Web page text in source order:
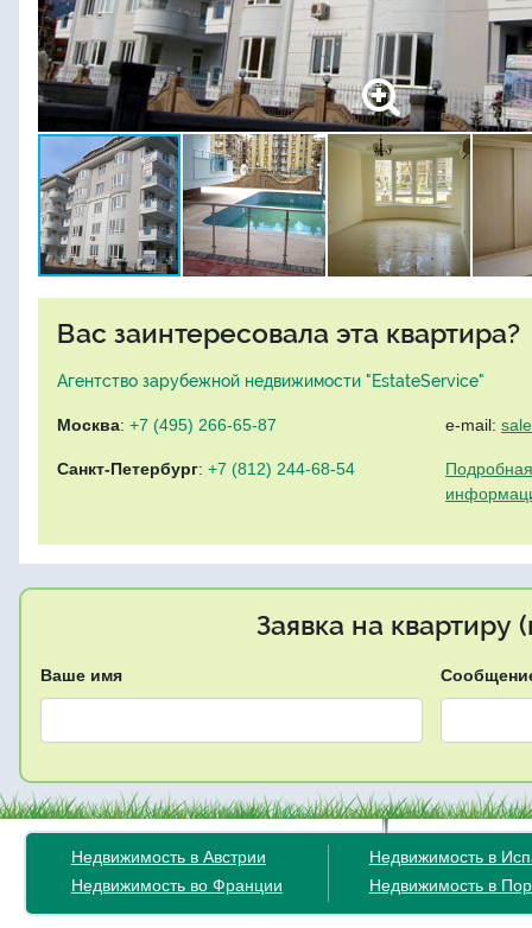
Вас заинтересовала эта квартира?
Агентство зарубежной недвижимости "EstateService"
Москва: +7 (495) 266-65-87
Санкт-Петербург: +7 (812) 244-68-54
e-mail:
Заявка на квартиру
Ваше имя
Недвижимость в Австрии
Недвижимость во Франции
Недвижимость в
Недвижимость в